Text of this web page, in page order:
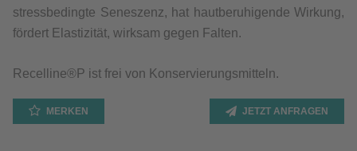
stressbedingte Seneszenz, hat hautberuhigende Wirkung,
fördert Elastizität, wirksam gegen Falten.
Recelline®P ist frei von Konservierungsmitteln.
MERKEN JETZT ANFRAGEN